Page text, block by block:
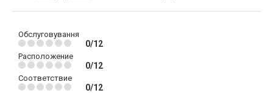
Обслуговування
0/12
Расположение
0/12
Соответствие
0/12